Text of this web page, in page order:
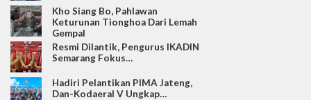
Kho Siang Bo, Pahlawan
Keturunan Tionghoa Dari Lemah
Gempal
Resmi Dilantik, Pengurus IKADIN
Semarang Fokus…
Hadiri Pelantikan PIMA Jateng,
Dan-Kodaeral V Ungkap…